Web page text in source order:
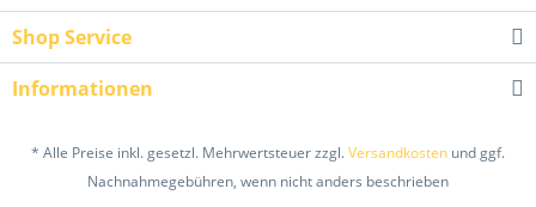
Shop Service
Informationen
* Alle Preise inkl. gesetzl. Mehrwertsteuer zzgl.Versandkosten und ggf.
Nachnahmegebühren, wenn nicht anders beschrieben